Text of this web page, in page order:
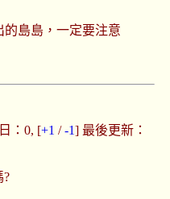
島島，一定要注意
：0, [+1 /-1] 最後更新：
?